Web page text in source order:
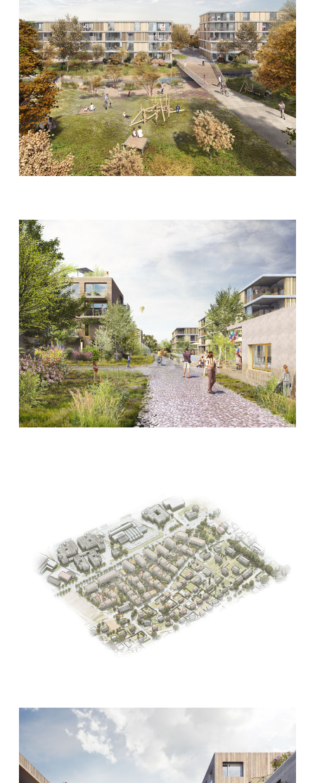
extérieurs pluriels et de qualité capables de promouvoir
les échanges sociaux.
Ce cheminement lie le bas du village aux espaces verts
agricoles situés à l'est en créant un parcours sinueux
passant par les grands espaces verts publics dédiés à la
ville (nouveau Parc du Bief et Parc à l'est).
Le résultat se veut une architecture à l'opposé de ces
quartiers stériles et homogènes où les espaces
extérieurs sont toujours des 'restes' sans relations
mutuelles, où l'hétérogène et le pluriel sont interdits.
verticale des unités ainsi que des décalages en plan sont
proposés pour le secteur au nord du cheminement. Au
contraire pour les bâtiments le long de la route
cantonale, des façades en matériaux minéraux avec
emphase horizontale sont proposés, articulant ainsi le
bas et le haut du quartier.
La forme du quartier est définie par les espaces vides
(le non-construit) qui, par leur pluralité et qualité, créent
un paysage urbain vivant et organique capables de
promouvoir les échanges sociaux.